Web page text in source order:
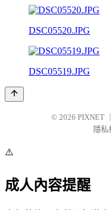
DSC05520.JPG
DSC05519.JPG
© 2026 PIXNET
隱私
⚠️
成人內容提醒